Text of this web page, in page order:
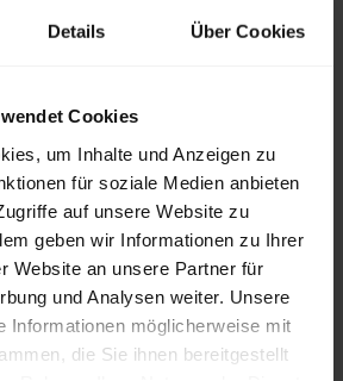
Details Über Cookies
Cookies
um Inhalte und Anzeigen zu
für soziale Medien anbieten
auf unsere Website zu
geben wir Informationen zu Ihrer
Website an unsere Partner für
und Analysen weiter. Unsere
Informationen möglicherweise mit
die Sie ihnen bereitgestellt
M3T-Set Advanced im Online-
GmbH | spektakulAIR.at - IHR
Partner
diesem Aussteller